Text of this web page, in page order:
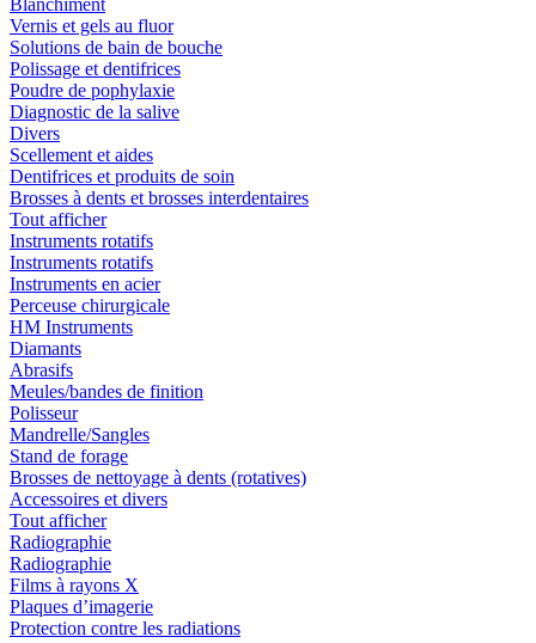
Blanchiment
Vernis et gels au fluor
Solutions de bain de bouche
Polissage et dentifrices
Poudre de pophylaxie
Diagnostic de la salive
Divers
Scellement et aides
Dentifrices et produits de soin
Brosses à dents et brosses interdentaires
Tout afficher
Instruments rotatifs
Instruments rotatifs
Instruments en acier
Perceuse chirurgicale
HM Instruments
Diamants
Abrasifs
Meules/bandes de finition
Polisseur
Mandrelle/Sangles
Stand de forage
Brosses de nettoyage à dents (rotatives)
Accessoires et divers
Tout afficher
Radiographie
Radiographie
Films à rayons X
Plaques d’imagerie
Protection contre les radiations